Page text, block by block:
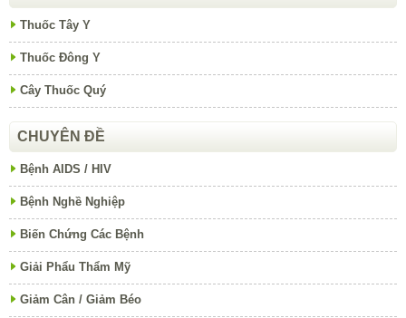
Thuốc Tây Y
Thuốc Đông Y
Cây Thuốc Quý
CHUYÊN ĐỀ
Bệnh AIDS / HIV
Bệnh Nghề Nghiệp
Biến Chứng Các Bệnh
Giải Phẩu Thẩm Mỹ
Giảm Cân / Giảm Béo